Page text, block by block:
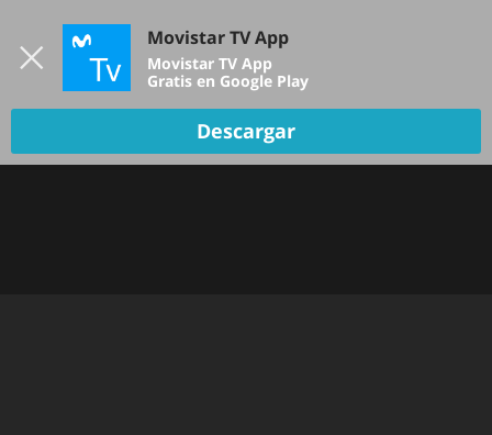
TV EN VIVO
Movistar TV App
Movistar TV App
Gratis en Google Play
Descargar